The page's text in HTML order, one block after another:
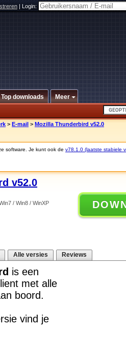
|Login:
Top downloads Meer
> E-mail > Mozilla Thunderbird v52.0
software. Je kunt ook de v78.1.0 (laatste stabiele
v52.0
/ Win8 / WinXP
Alle versies Reviews
is een
met alle
boord.
vind je